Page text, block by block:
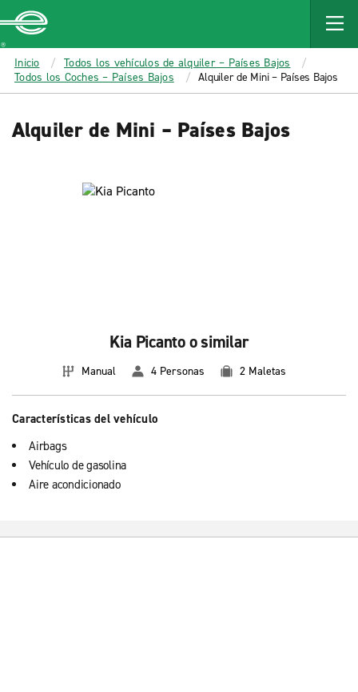
MAIN
CONTENT
Enterprise
Inicio
Todos los vehículos de alquiler – Países Bajos
Todos los Coches – Países Bajos
Alquiler de Mini – Países Bajos
Alquiler de Mini – Países Bajos
Kia Picanto o similar
Manual 4 Personas 2 Maletas
Características del vehículo
Airbags
Vehículo de gasolina
Aire acondicionado